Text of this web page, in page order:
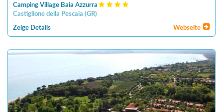
Camping Village Baia Azzurra
Castiglione della Pescaia (GR)
Zeige Details Webseite